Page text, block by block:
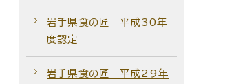
岩手県食の匠 平成30年
度認定
岩手県食の匠 平成29年